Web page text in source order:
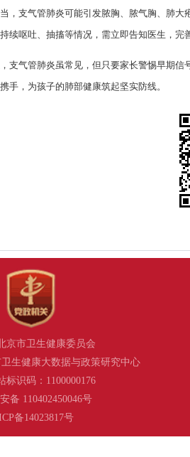
，支气管肺炎可能引发脓胸、脓气胸、肺
续呕吐、抽搐等情况，需立即告知医生，完
支气管肺炎虽常见，但只要家长警惕早期
手，为孩子的肺部健康筑起坚实防线。
京市卫生健康委员会
生健康大数据与政策研究中心
标识码：1100000176
备 110402450046号
备14023817号